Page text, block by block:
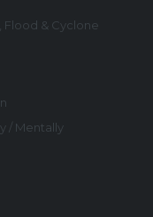
Flood & Cyclone
/ Mentally